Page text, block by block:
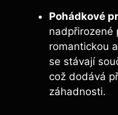
Pohádkové
nadpřirozené
romantickou
se stávají
což dodává
záhadnosti.